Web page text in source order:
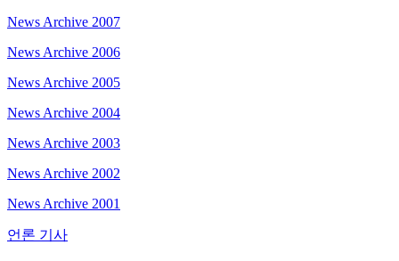
News Archive 2007
News Archive 2006
News Archive 2005
News Archive 2004
News Archive 2003
News Archive 2002
News Archive 2001
언론 기사